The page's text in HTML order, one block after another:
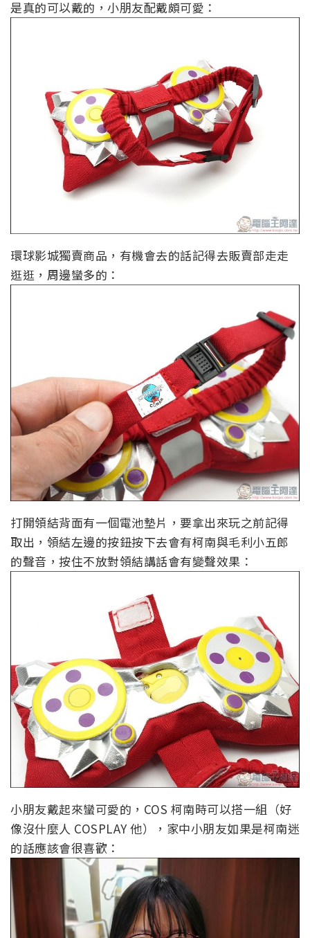
是真的可以戴的，小朋友配戴頗可愛：
環球影城獨賣商品，有機會去的話記得去販賣部走走
逛逛，周邊蠻多的：
打開領結背面有一個電池墊片，要拿出來玩之前記得
取出，領結左邊的按鈕按下去會有柯南與毛利小五郎
的聲音，按住不放對領結講話會有變聲效果：
小朋友戴起來蠻可愛的，COS 柯南時可以搭一組（好
像沒什麼人 COSPLAY 他），家中小朋友如果是柯南迷
的話應該會很喜歡：